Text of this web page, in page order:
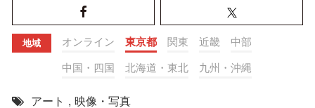
地域 オンライン 東京都 関東 近畿 中部
中国・四国 北海道・東北 九州・沖縄
アート , 映像・写真